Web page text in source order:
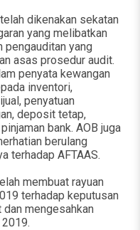
dikenakan sekatan
yang melibatkan
pengauditan yang
asas prosedur audit.
penyata kewangan
inventori,
penyatuan
deposit tetap,
bank. AOB juga
berulang
terhadap AFTAAS.
membuat rayuan
terhadap keputusan
dan mengesahkan